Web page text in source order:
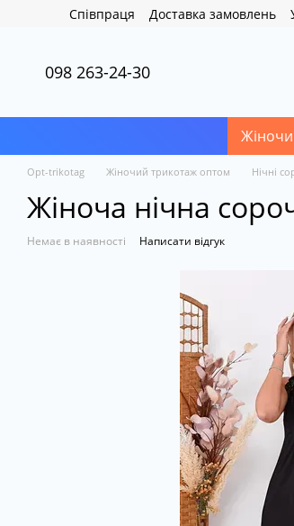
Перейти до основного контенту
Співпраця Доставка замовлень
098 263-24-30
Opt-trikotag Жіночий трикотаж оптом Нічні
Жіноча нічна
Немає в наявності Написати відгук